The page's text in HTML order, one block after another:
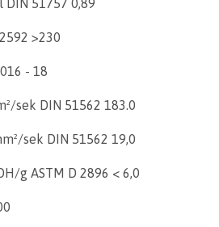
DIN 51757 0,89
>230
- 18
sek DIN 51562 183.0
sek DIN 51562 19,0
g ASTM D 2896 < 6,0